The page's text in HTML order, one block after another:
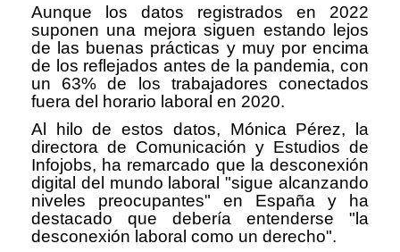
Aunque los datos registrados en 2022
suponen una mejora siguen estando lejos
de las buenas prácticas y muy por encima
de los reflejados antes de la pandemia, con
un 63% de los trabajadores conectados
fuera del horario laboral en 2020.
Al hilo de estos datos, Mónica Pérez, la
directora de Comunicación y Estudios de
Infojobs, ha remarcado que la desconexión
digital del mundo laboral "sigue alcanzando
niveles preocupantes" en España y ha
destacado que debería entenderse "la
desconexión laboral como un derecho".